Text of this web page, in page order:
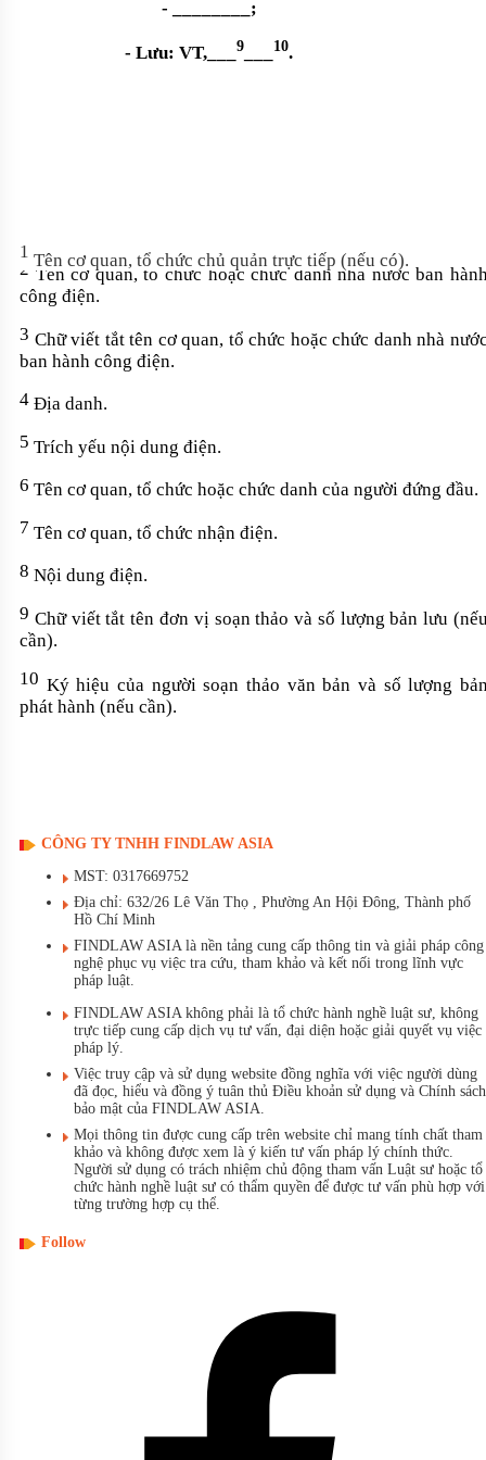
- ________;
- Lưu:VT,___9 10.
1 Tên cơ quan, tổ chức chủ quản trực tiếp (nếu có).
2 Tên cơ quan, tổ chức hoặc chức danh nhà nước ban
công điện.
3 Chữ viết tắt tên cơ quan, tổ chức hoặc chức danh nhà
ban hành công điện.
4 Địa danh.
5 Trích yếu nội dung điện.
6 Tên cơ quan, tổ chức hoặc chức danh của người đứng đầu.
7 Tên cơ quan, tổ chức nhận điện.
8 Nội dung điện.
9 Chữ viết tắt tên đơn vị soạn thảo và số lượng bản lưu
cần).
10 Ký hiệu của người soạn thảo văn bản và số lượng
phát hành (nếu cần).
CÔNG TY TNHH FINDLAW ASIA
MST: 0317669752
Địa chỉ: 632/26 Lê Văn Thọ , Phường An Hội Đông, Thành phố
Hồ Chí Minh
FINDLAW ASIA là nền tảng cung cấp thông tin và giải pháp công
nghệ phục vụ việc tra cứu, tham khảo và kết nối trong lĩnh vực
pháp luật.
FINDLAW ASIA không phải là tổ chức hành nghề luật sư, không
trực tiếp cung cấp dịch vụ tư vấn, đại diện hoặc giải quyết vụ việc
pháp lý.
Việc truy cập và sử dụng website đồng nghĩa với việc người dùng
đã đọc, hiểu và đồng ý tuân thủ Điều khoản sử dụng và Chính sách
bảo mật của FINDLAW ASIA.
Mọi thông tin được cung cấp trên website chỉ mang tính chất tham
khảo và không được xem là ý kiến tư vấn pháp lý chính thức.
Người sử dụng có trách nhiệm chủ động tham vấn Luật sư hoặc tổ
chức hành nghề luật sư có thẩm quyền để được tư vấn phù hợp với
từng trường hợp cụ thể.
Follow